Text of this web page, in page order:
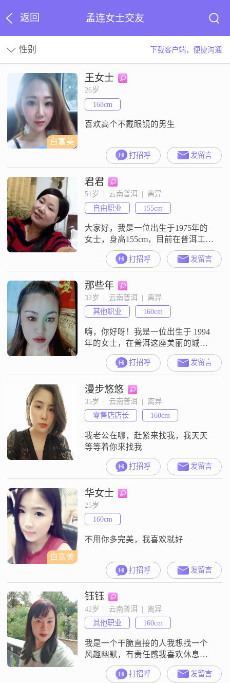
返回 孟连女士交友
性别 下载客户端，便捷沟通
白富美
王女士
26岁
168cm
喜欢高个不戴眼镜的男生
打招呼 发留言
君君
51岁  |  云南普洱  |  离异
自由职业
155cm
大家好，我是一位出生于1975年的
女士，身高155cm，目前在普洱工作
##3002##我的月收入在3000元以
下，学历是高中及以下##3002##我
性格随和易相处，真诚可靠，追求
简单幸福的生活##3002##对我来
说，稳定安逸的生活状态非常重
要，我非常注重安全感##3002##我
家庭观念强，热爱生活，认为家庭
的温暖和支
打招呼 发留言
那些年
32岁  |  云南普洱  |  离异
其他职业
160cm
嗨，你好呀！我是一位出生于 1994
年的女士，在普洱这座美丽的城市
生活##3002##我的身高大概
160cm，平时就喜欢宅在家里，钻研
各种美食烹饪，那种把食材变成美
味的过程真的特别有成就感
##3002##说到收入嘛，每个月大概
3000 元以下，不过我对物质要求不
高，能满足基本生活就行##3002##
我的学历是高中
打招呼 发留言
漫步悠悠
35岁  |  云南普洱  |  离异
零售店店长
160cm
我老公在哪，赶紧来找我，我天天
等等着你来找我
打招呼 发留言
白富美
华女士
25岁
160cm
不用你多完美，我喜欢就好
打招呼 发留言
钰钰
42岁  |  云南普洱  |  离异
其他职业
160cm
我是一个干脆直接的人我想找一个
风趣幽默，有责任感我喜欢休息的
时候做点好吃的，然后出去旅游都
不是十七八岁的人了，我觉得对待
打招呼 发留言